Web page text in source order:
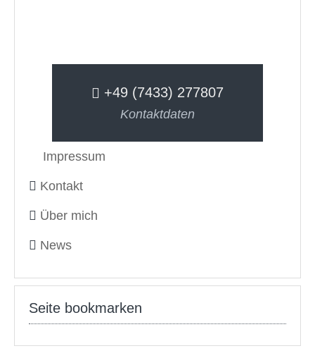
+49 (7433) 277807
Kontaktdaten
Impressum
Kontakt
Über mich
News
Seite bookmarken